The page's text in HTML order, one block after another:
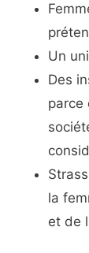
Un
Des
parce
la
et de